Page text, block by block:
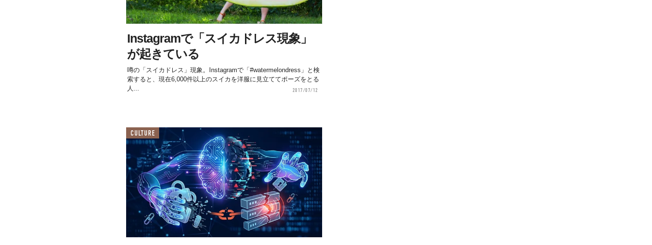
Instagramで「スイカドレス現象」
が起きている
噂の「スイカドレス」現象。Instagramで「#watermelondress」と検
索すると、現在6,000件以上のスイカを洋服に見立ててポーズをとる
人...
2017/07/12
CULTURE